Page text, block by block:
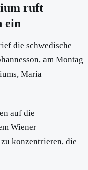
ruft
ein
die schwedische
am Montag
Maria
auf die
Wiener
konzentrieren, die